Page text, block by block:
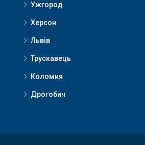
Ужгород
Херсон
Львів
Трускавець
Коломия
Дрогобич